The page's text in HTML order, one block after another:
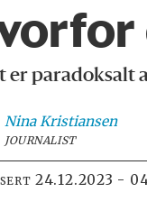
er paradoksalt
Nina Kristiansen
JOURNALIST
24.12.2023 -